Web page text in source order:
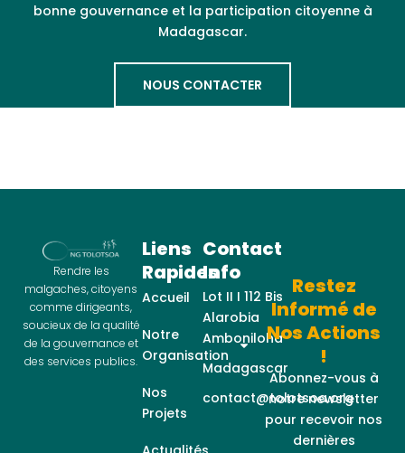
bonne gouvernance et la participation citoyenne à
Madagascar.
NOUS CONTACTER
Rendre les
malgaches, citoyens
comme dirigeants,
soucieux de la qualité
de la gouvernance et
des services publics.
Liens
Rapides
Accueil
Notre
Organisation
Nos
Projets
Contact
Info
Lot II I 112 Bis
Alarobia
Amboniloha
Madagascar
contact@tolotsoa.org
Restez
Informé de
Nos Actions
!
Abonnez-vous à
notre newsletter
pour recevoir nos
dernières